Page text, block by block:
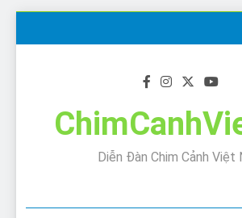
Diễn Đàn Chim Cảnh Việt